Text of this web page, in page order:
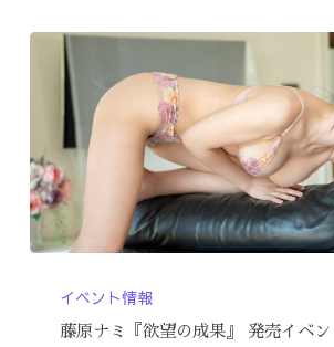
イベント情報
藤原ナミ『欲望の成果』 発売イベン